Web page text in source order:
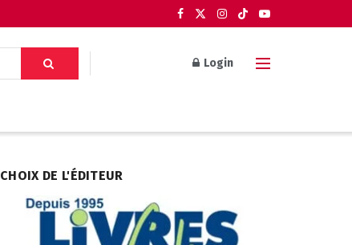
Login
CHOIX DE L'ÉDITEUR